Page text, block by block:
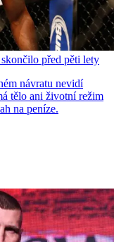
před pěti lety
návratu nevidí
tělo ani životní režim
na peníze.